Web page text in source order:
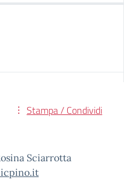
Stampa / Condividi
Sciarrotta